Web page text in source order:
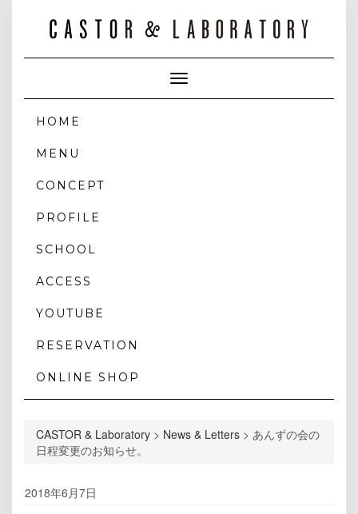
Toggle
Navigation
HOME
MENU
CONCEPT
PROFILE
SCHOOL
ACCESS
YOUTUBE
RESERVATION
ONLINE SHOP
CASTOR & Laboratory > News & Letters > あんずの会の
日程変更のお知らせ。
2018年6月7日